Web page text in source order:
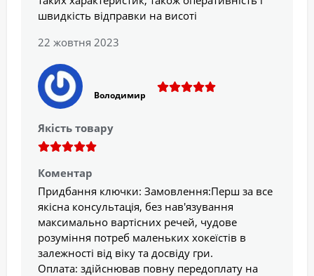
швидкість відправки на висоті
22 жовтня 2023
Володимир
Якість товару
Коментар
Придбання ключки: Замовлення:Перш за все
якісна консультація, без нав'язування
максимально вартісних речей, чудове
розуміння потреб маленьких хокеїстів в
залежності від віку та досвіду гри.
Оплата: здійснював повну передоплату на